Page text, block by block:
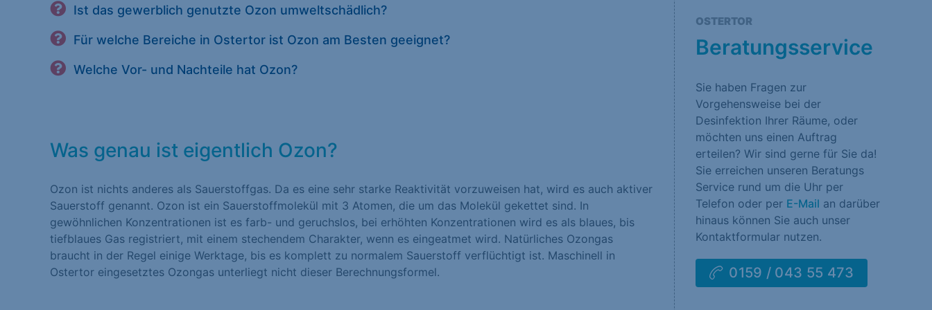
Ist das gewerblich genutzte Ozon umweltschädlich?
Für welche Bereiche in Ostertor ist Ozon am Besten geeignet?
Welche Vor- und Nachteile hat Ozon?
Was genau ist eigentlich Ozon?
Ozon ist nichts anderes als Sauerstoffgas. Da es eine sehr starke Reaktivität vorzuweisen hat, wird es auch aktiver
Sauerstoff genannt. Ozon ist ein Sauerstoffmolekül mit 3 Atomen, die um das Molekül gekettet sind. In
gewöhnlichen Konzentrationen ist es farb- und geruchslos, bei erhöhten Konzentrationen wird es als blaues, bis
tiefblaues Gas registriert, mit einem stechendem Charakter, wenn es eingeatmet wird. Natürliches Ozongas
braucht in der Regel einige Werktage, bis es komplett zu normalem Sauerstoff verflüchtigt ist. Maschinell in
Ostertor eingesetztes Ozongas unterliegt nicht dieser Berechnungsformel.
OSTERTOR
Beratungsservice
Sie haben Fragen zur
Vorgehensweise bei der
Desinfektion Ihrer Räume, oder
möchten uns einen Auftrag
erteilen? Wir sind gerne für Sie da!
Sie erreichen unseren Beratungs
Service rund um die Uhr per
Telefon oder per E-Mail an darüber
hinaus können Sie auch unser
Kontaktformular nutzen.
0159 / 043 55 473
Impressum